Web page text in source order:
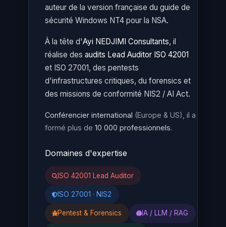
auteur de la version française du guide de
sécurité Windows NT4 pour la NSA.
À la tête d'Ayi NEDJIMI Consultants, il
réalise des audits Lead Auditor ISO 42001
et ISO 27001, des pentests
d'infrastructures critiques, du forensics et
des missions de conformité NIS2 / AI Act.
Conférencier international (Europe & US), il a
formé plus de 10 000 professionnels.
Domaines d'expertise
ISO 42001 Lead Auditor
ISO 27001 · NIS2
Pentest & Forensics IA / LLM / RAG